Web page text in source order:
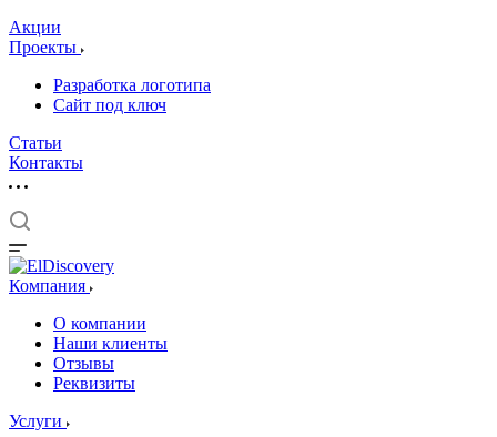
Акции
Проекты
Разработка логотипа
Сайт под ключ
Статьи
Контакты
Компания
О компании
Наши клиенты
Отзывы
Реквизиты
Услуги